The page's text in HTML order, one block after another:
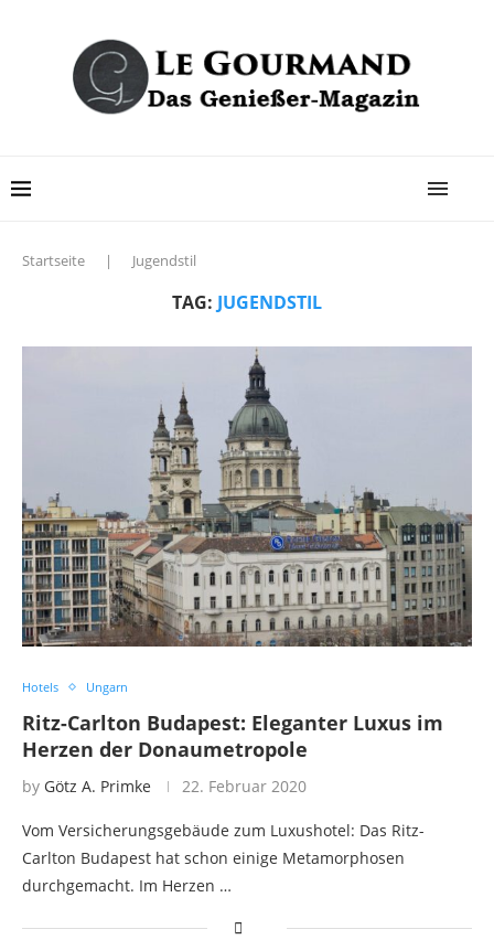
Startseite | Jugendstil
TAG: JUGENDSTIL
Hotels Ungarn
Ritz-Carlton Budapest: Eleganter Luxus im
Herzen der Donaumetropole
by Götz A. Primke 22. Februar 2020
Vom Versicherungsgebäude zum Luxushotel: Das Ritz-
Carlton Budapest hat schon einige Metamorphosen
durchgemacht. Im Herzen …